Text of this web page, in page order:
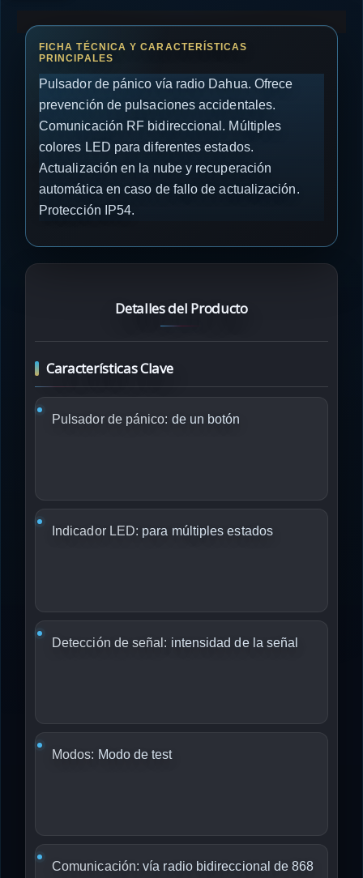
Pulsador de pánico vía radio Dahua. Ofrece
prevención de pulsaciones accidentales.
Comunicación RF bidireccional. Múltiples
colores LED para diferentes estados.
Actualización en la nube y recuperación
automática en caso de fallo de actualización.
Protección IP54.
Detalles del Producto
Características Clave
Pulsador de pánico: de un botón
Indicador LED: para múltiples estados
Detección de señal: intensidad de la señal
Modos: Modo de test
Comunicación: vía radio bidireccional de 868